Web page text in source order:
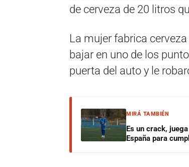
de cerveza de 20 litros
La mujer fabrica
bajar en uno de los
puerta del auto y le
MIRÁ TAMBIÉN
Es un crack,
España para